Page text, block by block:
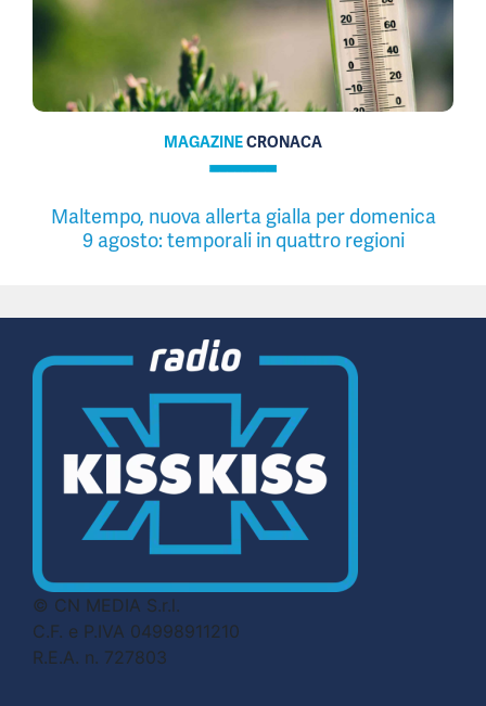
MAGAZINECRONACA
Maltempo, nuova allerta gialla per domenica
9 agosto: temporali in quattro regioni
© CN MEDIA S.r.l.
C.F. e P.IVA 04998911210
R.E.A. n. 727803